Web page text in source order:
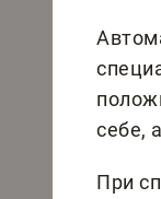
себе,
При